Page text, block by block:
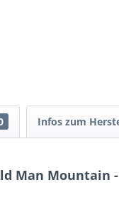
Infos zum
Man Mountain